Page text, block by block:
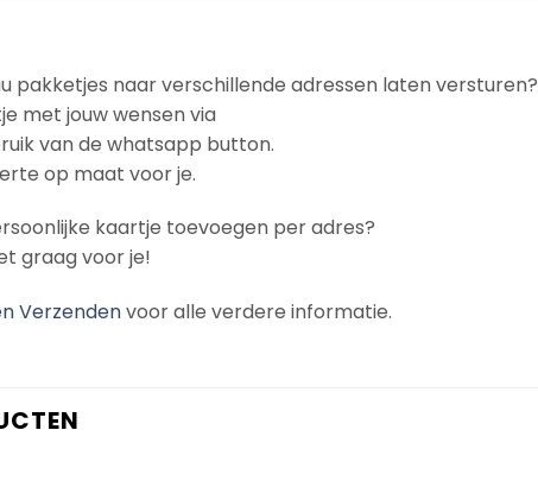
pakketjes naar verschillende adressen laten versturen?
met jouw wensen via
van de whatsapp button.
op maat voor je.
kaartje toevoegen per adres?
graag voor je!
Verzendenvoor alle verdere informatie.